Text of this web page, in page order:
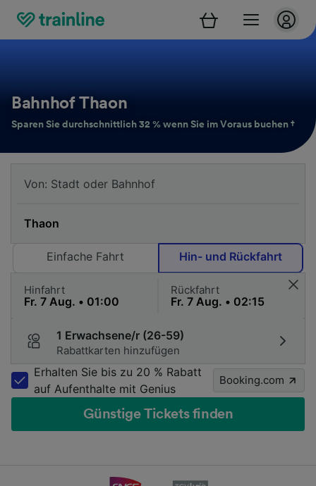
Bahnhof Thaon
Sparen Sie durchschnittlich 32 % wenn Sie im Voraus buchen †
Einfache Fahrt Hin- und Rückfahrt
Hinfahrt Rückfahrt
1 Erwachsene/r (26-59)
Rabattkarten hinzufügen
Erhalten Sie bis zu 20 % Rabatt
auf Aufenthalte mit Genius
Booking.com
Günstige Tickets finden